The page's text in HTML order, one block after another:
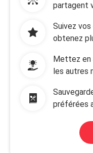
partagent
Suivez
obtenez
Mettez en
les autres
préférées